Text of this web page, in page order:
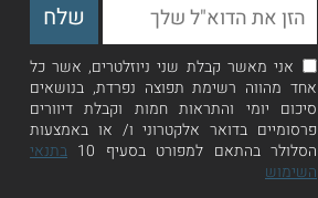
אני מאשר קבלת שני ניוזלטרים, אשר כל
אחד מהווה רשימת תפוצה נפרדת, בנושאים
סיכום יומי והתראות חמות וקבלת דיוורים
פרסומיים בדואר אלקטרוני ו/ או באמצעות
הסלולר בהתאם למפורט בסעיף 10
בתנאי
השימוש